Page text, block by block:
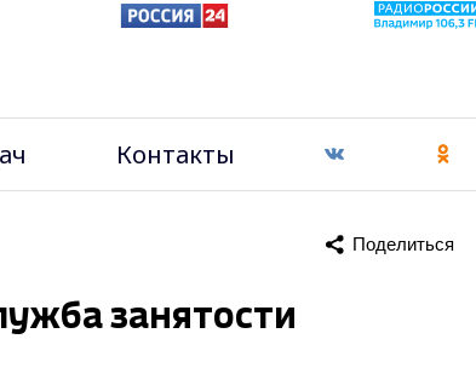
Контакты
Поделиться
занятости